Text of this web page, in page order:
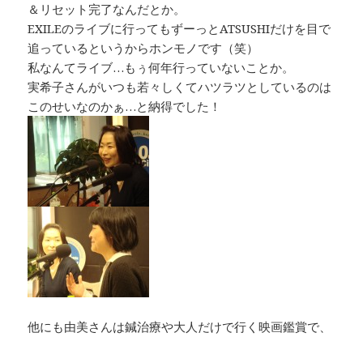
＆リセット完了なんだとか。
EXILEのライブに行ってもずーっとATSUSHIだけを目で
追っているというからホンモノです（笑）
私なんてライブ…もぅ何年行っていないことか。
実希子さんがいつも若々しくてハツラツとしているのは
このせいなのかぁ…と納得でした！
他にも由美さんは鍼治療や大人だけで行く映画鑑賞で、